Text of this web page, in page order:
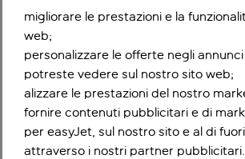
migliorare le prestazioni e la
web;
personalizzare le offerte negli
potreste vedere sul nostro sito web;
alizzare le prestazioni del nostro
fornire contenuti pubblicitari e di
per easyJet, sul nostro sito e al di
attraverso i nostri partner pubblicitari.